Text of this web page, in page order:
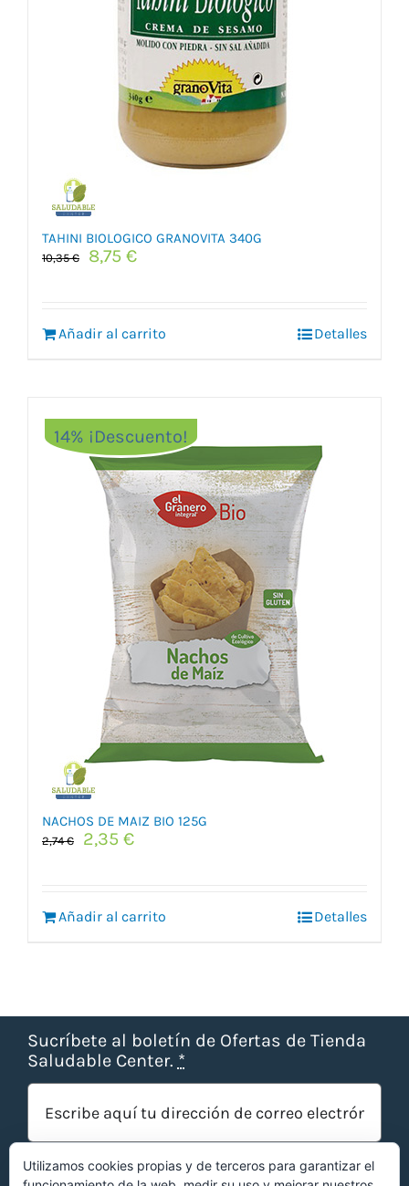
TAHINI BIOLOGICO GRANOVITA 340G
10,35€
El
10,35 €.
8,75 €El
8,75 €.
Añadir al carrito Detalles
14% ¡Descuento!
NACHOS DE MAIZ BIO 125G
2,74€
El
2,74 €.
2,35 €El
2,35 €.
Añadir al carrito Detalles
Sucríbete al boletín de Ofertas de Tienda
Saludable Center. *
Utilizamos cookies propias y de terceros para garantizar el